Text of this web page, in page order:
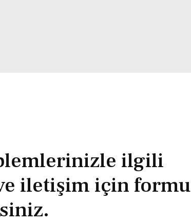
ilgili
iletişim için formu